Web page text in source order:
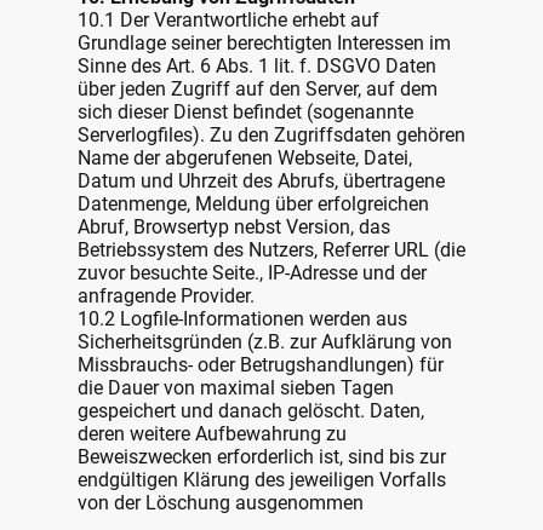
10.1 Der Verantwortliche erhebt auf
Grundlage seiner berechtigten Interessen im
Sinne des Art. 6 Abs. 1 lit. f. DSGVO Daten
über jeden Zugriff auf den Server, auf dem
sich dieser Dienst befindet (sogenannte
Serverlogfiles). Zu den Zugriffsdaten gehören
Name der abgerufenen Webseite, Datei,
Datum und Uhrzeit des Abrufs, übertragene
Datenmenge, Meldung über erfolgreichen
Abruf, Browsertyp nebst Version, das
Betriebssystem des Nutzers, Referrer URL (die
zuvor besuchte Seite., IP-Adresse und der
anfragende Provider.
10.2 Logfile-Informationen werden aus
Sicherheitsgründen (z.B. zur Aufklärung von
Missbrauchs- oder Betrugshandlungen) für
die Dauer von maximal sieben Tagen
gespeichert und danach gelöscht. Daten,
deren weitere Aufbewahrung zu
Beweiszwecken erforderlich ist, sind bis zur
endgültigen Klärung des jeweiligen Vorfalls
von der Löschung ausgenommen